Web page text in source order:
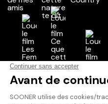
Vos avis